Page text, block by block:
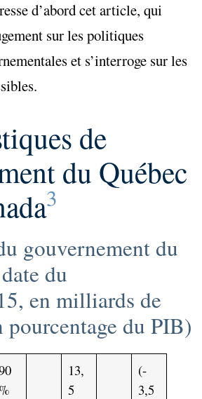
d’abord cet article, qui
sur les politiques
et s’interroge sur les
de
du Québec
3
gouvernement du
du
en milliards de
pourcentage du PIB)
%
13,
5
(-
3,5